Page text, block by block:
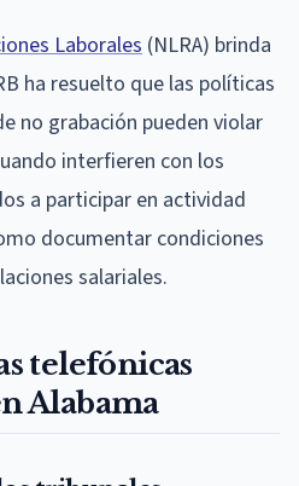
Laborales (NLRA) brinda
ha resuelto que las políticas
no grabación pueden violar
interfieren con los
a participar en actividad
documentar condiciones
salariales.
telefónicas
Alabama